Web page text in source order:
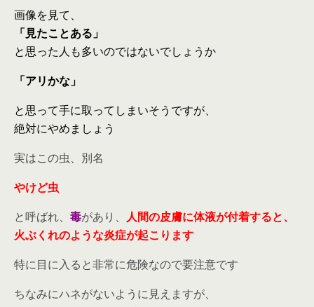
画像を見て、
「見たことある」
と思った人も多いのではないでしょうか
「アリかな」
と思って手に取ってしまいそうですが、
絶対にやめましょう
実はこの虫、別名
やけど虫
と呼ばれ、 毒があり、 人間の皮膚に体液が付着すると、
火ぶくれのような炎症が起こります
特に目に入ると非常に危険なので要注意です
ちなみにハネがないように見えますが、